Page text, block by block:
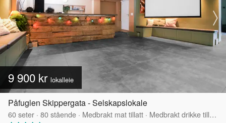
9 900 kr lokalleie
Påfuglen Skippergata - Selskapslokale
60seter · 80stående · Medbrakt mat tillatt · Medbrakt drikke tillatt